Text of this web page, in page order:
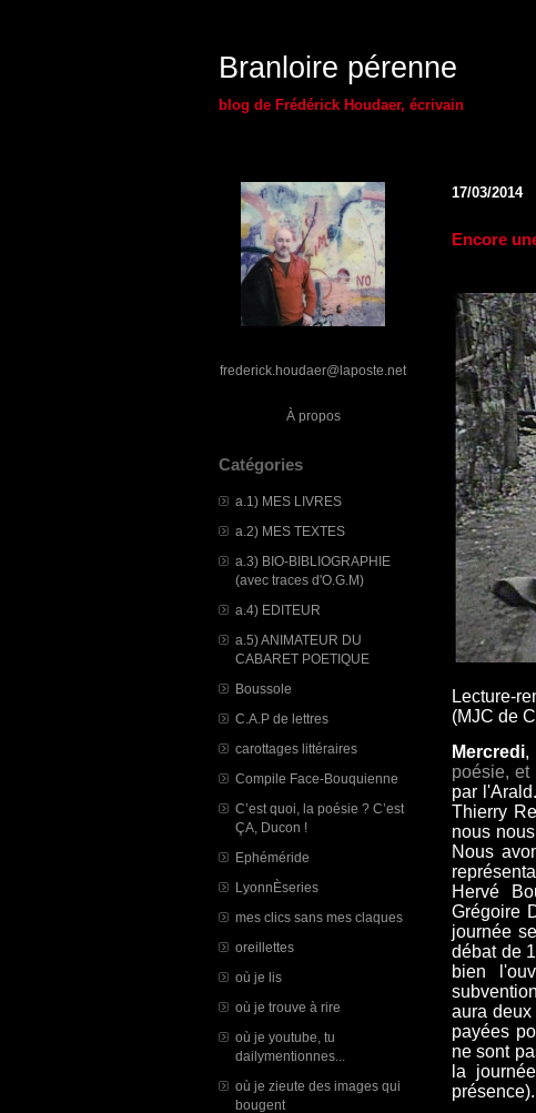
Branloire pérenne
blog de Frédérick Houdaer, écrivain
frederick.houdaer@laposte.net
À propos
Catégories
a.1) MES LIVRES
a.2) MES TEXTES
a.3) BIO-BIBLIOGRAPHIE
(avec traces d'O.G.M)
a.4) EDITEUR
a.5) ANIMATEUR DU
CABARET POETIQUE
Boussole
C.A.P de lettres
carottages littéraires
Compile Face-Bouquienne
C’est quoi, la poésie ? C’est
ÇA, Ducon !
Ephéméride
LyonnÈseries
mes clics sans mes claques
oreillettes
où je lis
où je trouve à rire
où je youtube, tu
dailymentionnes...
où je zieute des images qui
bougent
17/03/2014
Encore
Lecture-
(MJC de
Mercredi,
poésie, et
par
Thierry
nous
Nous
Hervé
Grégoire
journée
débat de
bien
aura
payées
ne sont
la